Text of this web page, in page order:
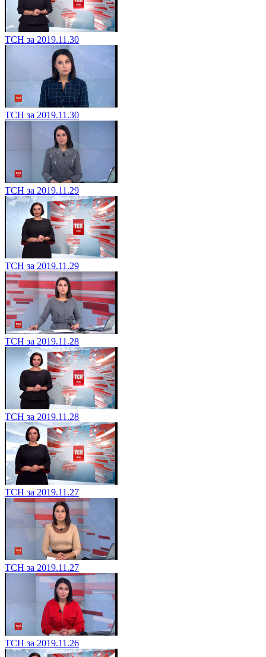
ТСН за 2019.11.30
ТСН за 2019.11.30
ТСН за 2019.11.29
ТСН за 2019.11.29
ТСН за 2019.11.28
ТСН за 2019.11.28
ТСН за 2019.11.27
ТСН за 2019.11.27
ТСН за 2019.11.26